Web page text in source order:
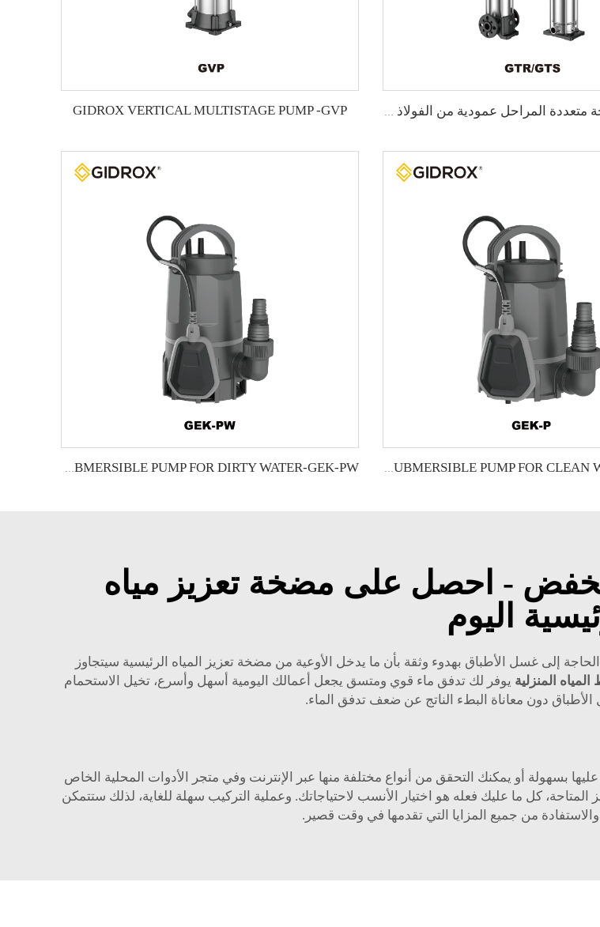
GIDROX VERTICAL MULTISTAGE PUMP -GVP
GIDROX GARDEN SUBMERSIBLE PUMP FOR CLEAN WATER-GEK-P
GIDROX GARDEN SUBMERSIBLE PUMP FOR DIRTY WATER-GEK-PW
- احصل على مضخة تعزيز مياه
اليوم
إلى غسل الأطباق بهدوء وثقة بأن ما يدخل الأوعية من مضخة تعزيز المياه الرئيسية سيتجاوز
المنزلية يوفر لك تدفق ماء قوي ومتسق يجعل أعمالك اليومية أسهل وأسرع، تخيل الاستحمام
دون معاناة البطء الناتج عن ضعف تدفق الماء.
بسهولة أو يمكنك التحقق من أنواع مختلفة منها عبر الإنترنت وفي متجر الأدوات المحلية الخاص
كل ما عليك فعله هو اختيار الأنسب لاحتياجاتك. وعملية التركيب سهلة للغاية، لذلك ستتمكن
من جميع المزايا التي تقدمها في وقت قصير.